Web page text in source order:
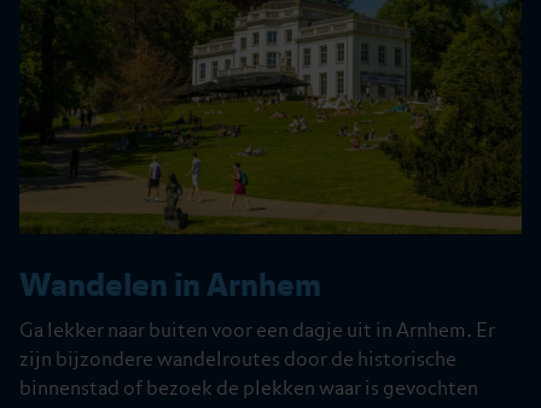
Wandelen in Arnhem
Ga lekker naar buiten voor een dagje uit in Arnhem. Er
zijn bijzondere wandelroutes door de historische
binnenstad of bezoek de plekken waar is gevochten